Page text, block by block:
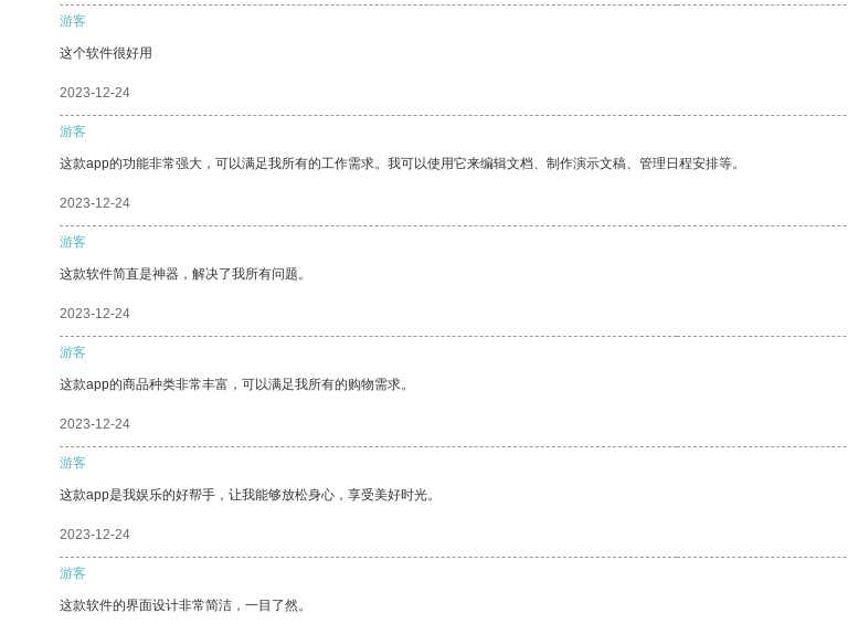
游客
这个软件很好用
2023-12-24
游客
这款app的功能非常强大，可以满足我所有的工作需求。我可以使用它来编辑文档、制作演示文稿、管理日程安排等。
2023-12-24
游客
这款软件简直是神器，解决了我所有问题。
2023-12-24
游客
这款app的商品种类非常丰富，可以满足我所有的购物需求。
2023-12-24
游客
这款app是我娱乐的好帮手，让我能够放松身心，享受美好时光。
2023-12-24
游客
这款软件的界面设计非常简洁，一目了然。